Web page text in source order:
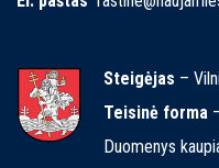
Steigėjas –
Teisinė forma
Duomenys